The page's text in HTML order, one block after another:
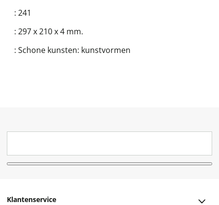
: 241
: 297 x 210 x 4 mm.
: Schone kunsten: kunstvormen
Klantenservice